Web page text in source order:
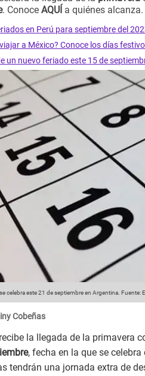
. Conoce AQUÍ a quiénes alcanza.
en Perú para septiembre del
a México? Conoce los días
un nuevo feriado este 15 de
celebra este 21 de septiembre en Argentina. Fuente:
Cobeñas
recibe la llegada de la primavera
, fecha en la que se celebra
tendrán una jornada extra de